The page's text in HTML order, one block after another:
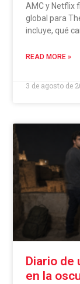
AMC y Netflix
global para
incluye, qué
READ MORE »
3 de agosto de
Diario de
en la